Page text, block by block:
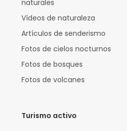
naturales
Vídeos de naturaleza
Artículos de senderismo
Fotos de cielos nocturnos
Fotos de bosques
Fotos de volcanes
Turismo activo